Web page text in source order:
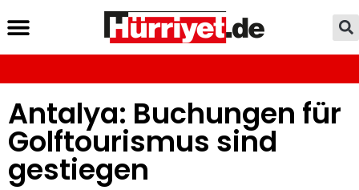
Antalya: Buchungen für
Golftourismus sind
gestiegen